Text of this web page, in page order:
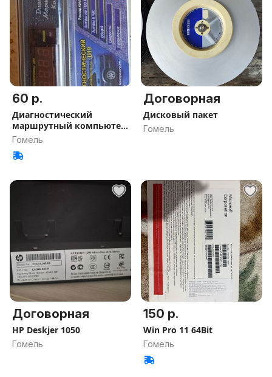
60 р.
Диагностический
маршрутный компьютер
ДИ9
Гомель
Договорная
Дисковый пакет
Гомель
Договорная
НР Deskjer 1050
Гомель
150 р.
Win Pro 11 64Bit
Гомель